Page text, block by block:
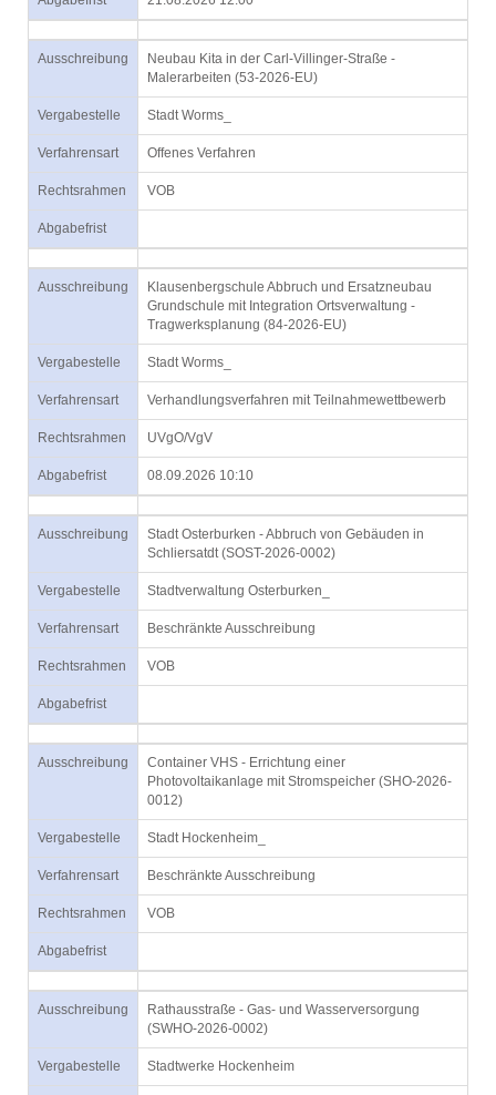
Ausschreibung
Neubau Kita in der Carl-Villinger-Straße -
Malerarbeiten (53-2026-EU)
Vergabestelle Stadt Worms_
Verfahrensart Offenes Verfahren
Rechtsrahmen VOB
Abgabefrist
Ausschreibung
Klausenbergschule Abbruch und Ersatzneubau
Grundschule mit Integration Ortsverwaltung -
Tragwerksplanung (84-2026-EU)
Vergabestelle Stadt Worms_
Verfahrensart Verhandlungsverfahren mit Teilnahmewettbewerb
Rechtsrahmen UVgO/VgV
Abgabefrist 08.09.2026 10:10
Ausschreibung
Stadt Osterburken - Abbruch von Gebäuden in
Schliersatdt (SOST-2026-0002)
Vergabestelle Stadtverwaltung Osterburken_
Verfahrensart Beschränkte Ausschreibung
Rechtsrahmen VOB
Abgabefrist
Ausschreibung
Container VHS - Errichtung einer
Photovoltaikanlage mit Stromspeicher (SHO-2026-
0012)
Vergabestelle Stadt Hockenheim_
Verfahrensart Beschränkte Ausschreibung
Rechtsrahmen VOB
Abgabefrist
Ausschreibung
Rathausstraße - Gas- und Wasserversorgung
(SWHO-2026-0002)
Vergabestelle Stadtwerke Hockenheim